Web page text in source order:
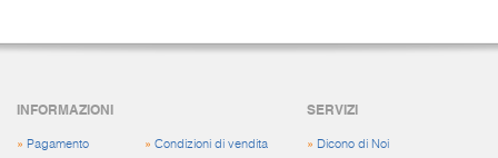
INFORMAZIONI
» Pagamento
» Condizioni di vendita
SERVIZI
» Dicono di Noi